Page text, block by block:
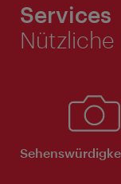
Services